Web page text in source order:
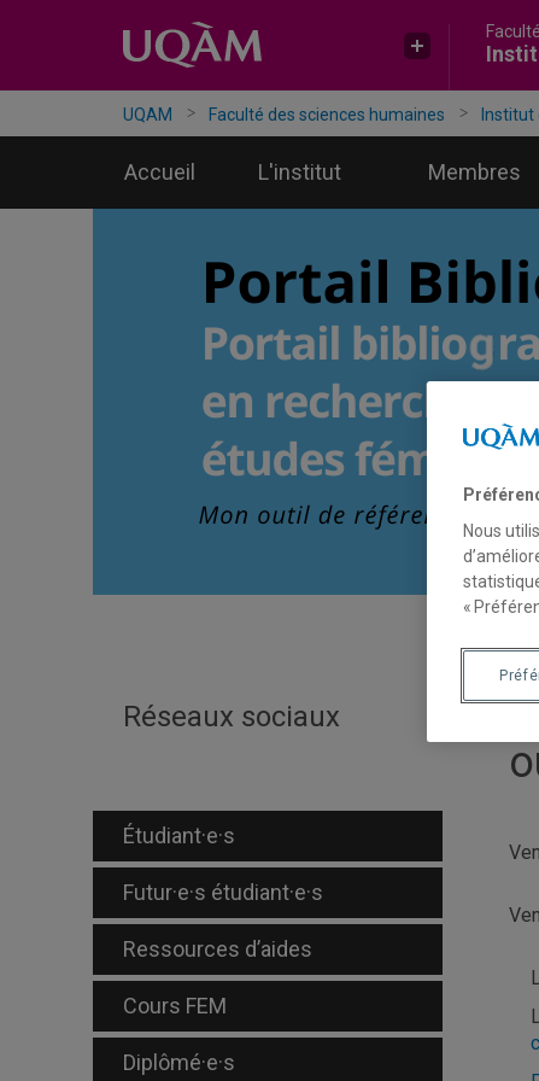
Accéder
la
recherche
Accéder
menu
pricipal
Accéder
la
zone
centrale
UQAM Faculté des sciences humaines Institut
Accueil L'institut Membres
Réseaux sociaux
Étudiant·e·s
Futur·e·s étudiant·e·s
Ressources d’aides
Cours FEM
Diplômé·e·s
Nous
«